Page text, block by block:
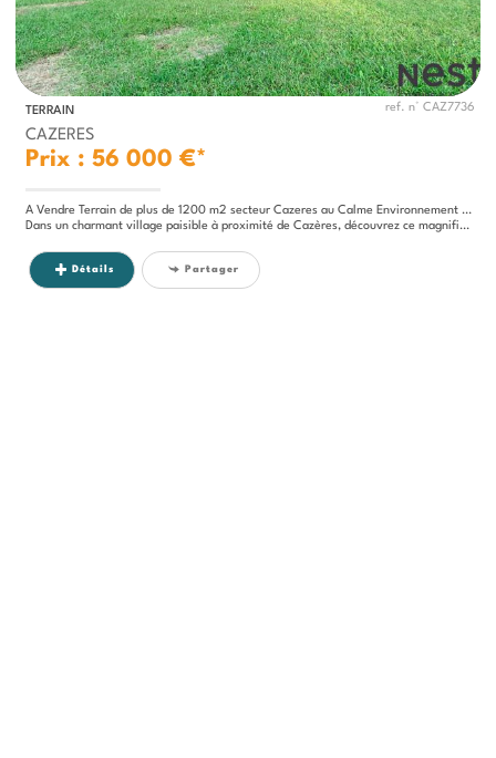
TERRAIN ref. n° CAZ7736
CAZERES
Prix : 56 000 €*
A Vendre Terrain de plus de 1200 m2 secteur Cazeres au Calme Environnement Campagne
Dans un charmant village paisible à proximité de Cazères, découvrez ce magnifique terrain plat de plus de 1200m²,...
Détails Partager